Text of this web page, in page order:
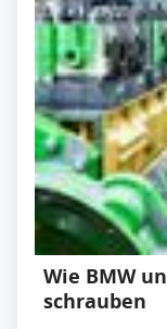
Wie BMW
schrauben